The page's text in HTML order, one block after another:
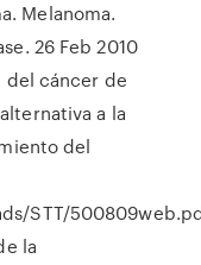
Melanoma.
26 Feb 2010
del cáncer de
a la
del
STT/
la